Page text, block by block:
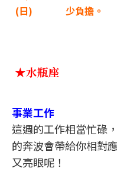
(日)
少負擔。
★水瓶座
事業工作
這週的工作相當忙碌
的奔波會帶給你相對
又亮眼呢！